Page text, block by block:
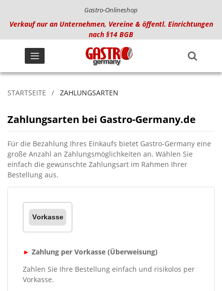
Gastro-Onlineshop
Verkauf nur an Unternehmen, Vereine & öffentl. Einrichtungen
nach §14 BGB
STARTSEITE ZAHLUNGSARTEN
Zahlungsarten bei Gastro-Germany.de
Für die Bezahlung Ihres Einkaufs bietet Gastro-Germany eine
große Anzahl an Zahlungsmöglichkeiten an. Wählen Sie
einfach die gewünschte Zahlungsart im Rahmen Ihrer
Bestellung aus.
► Zahlung per Vorkasse (Überweisung)
Zahlen Sie Ihre Bestellung einfach und risikolos per
Vorkasse.